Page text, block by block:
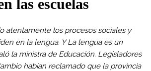
las escuelas
atentamente los procesos sociales y
en la lengua. Y La lengua es un
la ministra de Educación. Legisladores
habían reclamado que la provincia